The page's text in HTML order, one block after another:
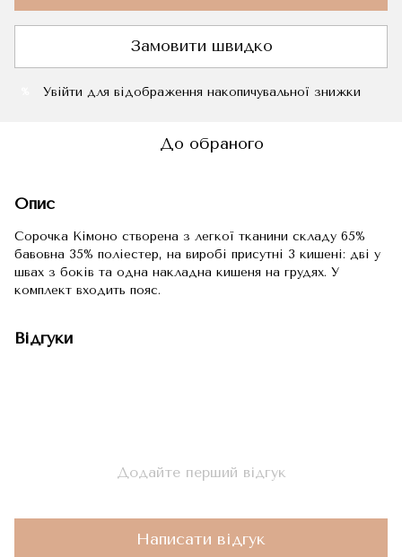
Замовити швидко
Увійти для відображення накопичувальної знижки
До обраного
Опис
Сорочка Кімоно створена з легкої тканини складу 65%
бавовна 35% поліестер, на виробі присутні 3 кишені: дві у
швах з боків та одна накладна кишеня на грудях. У
комплект входить пояс.
Відгуки
Додайте перший відгук
Написати відгук